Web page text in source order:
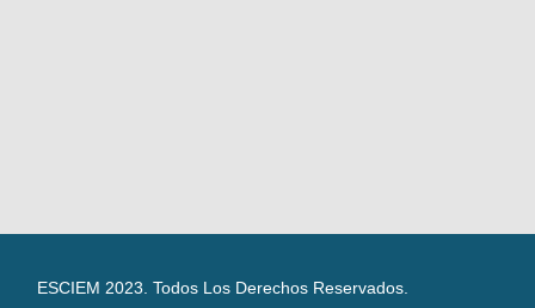
ESCIEM 2023. Todos Los Derechos Reservados.